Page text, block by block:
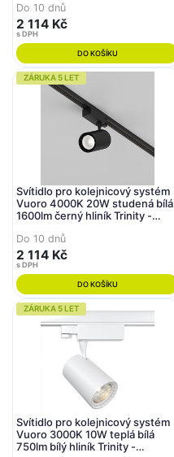
Do 10 dnů
2 114 Kč
s DPH
DO KOŠÍKU
ZÁRUKA 5 LET
Svítidlo pro kolejnicový systém
Vuoro 4000K 20W studená bílá
1600lm černý hliník Trinity -
Do 10 dnů
2 114 Kč
s DPH
DO KOŠÍKU
ZÁRUKA 5 LET
Svítidlo pro kolejnicový systém
Vuoro 3000K 10W teplá bílá
750lm bílý hliník Trinity -